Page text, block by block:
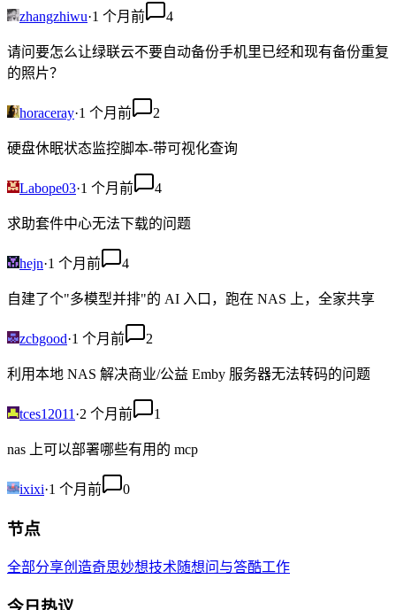
zhangzhiwu·1 个月前 4
请问要怎么让绿联云不要自动备份手机里已经和现有备份重复
的照片？
horaceray·1 个月前 2
硬盘休眠状态监控脚本-带可视化查询
Labope03·1 个月前 4
求助套件中心无法下载的问题
hejn·1 个月前 4
自建了个"多模型并排"的 AI 入口，跑在 NAS 上，全家共享
zcbgood·1 个月前 2
利用本地 NAS 解决商业/公益 Emby 服务器无法转码的问题
tces12011 ·2 个月前 1
nas 上可以部署哪些有用的 mcp
ixixi·1 个月前 0
节点
全部分享创造奇思妙想技术随想问与答酷工作